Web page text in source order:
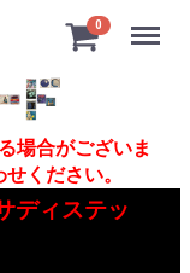
0 Menu
場合がございま
ください。
ディステッ